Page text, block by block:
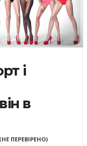
і
в
ПЕРЕВІРЕНО)